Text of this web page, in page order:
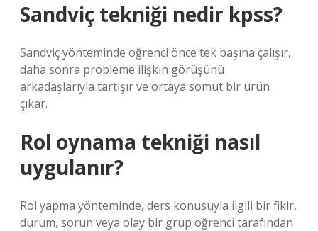
Sandviç tekniği nedir kpss?
Sandviç yönteminde öğrenci önce tek başına çalışır,
daha sonra probleme ilişkin görüşünü
arkadaşlarıyla tartışır ve ortaya somut bir ürün
çıkar.
Rol oynama tekniği nasıl
uygulanır?
Rol yapma yönteminde, ders konusuyla ilgili bir fikir,
durum, sorun veya olay bir grup öğrenci tarafından